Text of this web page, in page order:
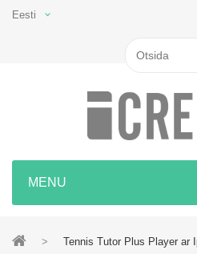
Eesti
MENU
> Tennis Tutor Plus Player ar